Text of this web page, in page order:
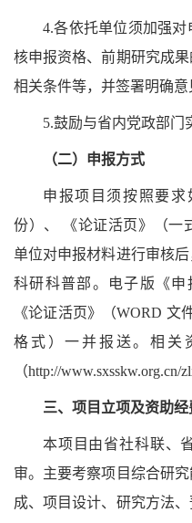
4.各依托单位须加强
核申报资格、前期研究成
相关条件等，并签署明确意
5.鼓励与省内党政部门
（二）申报方式
申报项目须按照要
份）、
《论证活页》（
单位对申报材料进行审核
科研科普部。电子版《申
《论证活页》（WORD 文
格式）一并报送。相关
（http://www.sxsskw.org.cn/
三、项目立项及资助经
本项目由省社科联、
审。主要考察项目综合研
成、项目设计、研究方法